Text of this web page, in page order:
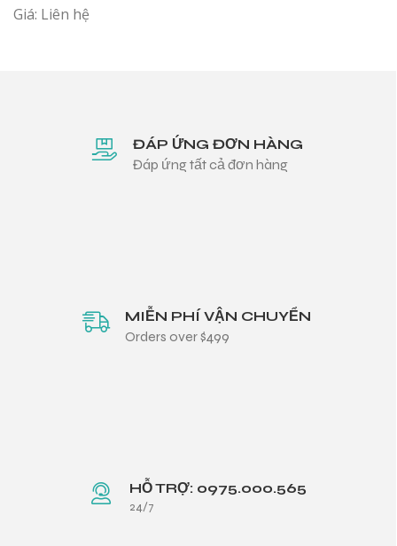
Giá: Liên hệ
ĐÁP ỨNG ĐƠN HÀNG
Đáp ứng tất cả đơn hàng
MIỄN PHÍ VẬN CHUYỂN
Orders over $499
HỖ TRỢ: 0975.000.565
24/7